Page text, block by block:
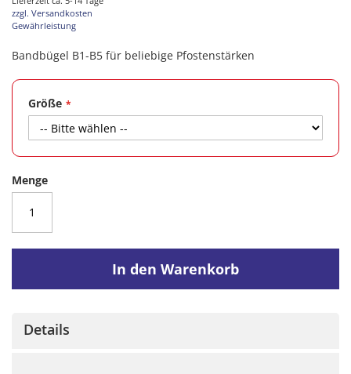
zzgl. Versandkosten
Gewährleistung
Bandbügel B1-B5 für beliebige Pfostenstärken
Größe
Menge
In den Warenkorb
Details